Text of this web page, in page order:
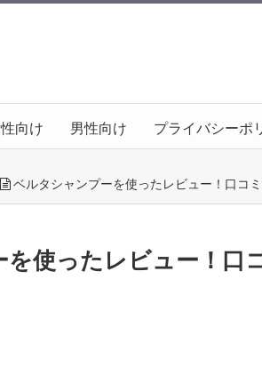
向け 男性向け プライバシーポ
ベルタシャンプーを使ったレビュー！口コ
使ったレビュー！口